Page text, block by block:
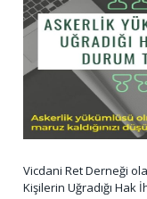
Vicdani Ret Derneği
Kişilerin Uğradığı Hak